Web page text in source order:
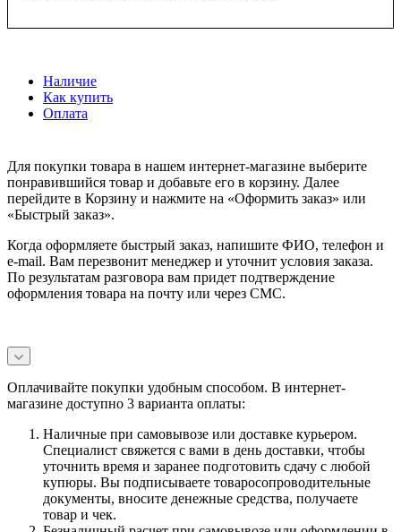
Наличие
Как купить
Оплата
Для покупки товара в нашем интернет-магазине выберите
понравившийся товар и добавьте его в корзину. Далее
перейдите в Корзину и нажмите на «Оформить заказ» или
«Быстрый заказ».
Когда оформляете быстрый заказ, напишите ФИО, телефон и
e-mail. Вам перезвонит менеджер и уточнит условия заказа.
По результатам разговора вам придет подтверждение
оформления товара на почту или через СМС.
Оплачивайте покупки удобным способом. В интернет-
магазине доступно 3 варианта оплаты:
Наличные при самовывозе или доставке курьером.
Специалист свяжется с вами в день доставки, чтобы
уточнить время и заранее подготовить сдачу с любой
купюры. Вы подписываете товаросопроводительные
документы, вносите денежные средства, получаете
товар и чек.